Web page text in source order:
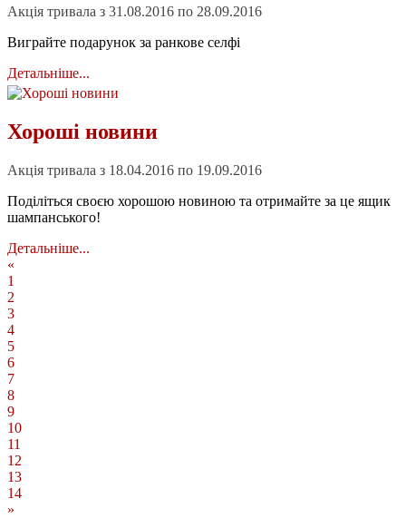
Акція тривала з 31.08.2016 по 28.09.2016
Виграйте подарунок за ранкове селфі
Детальніше...
Хороші новини
Акція тривала з 18.04.2016 по 19.09.2016
Поділіться своєю хорошою новиною та отримайте за це ящик
шампанського!
Детальніше...
«
1
2
3
4
5
6
7
8
9
10
11
12
13
14
»